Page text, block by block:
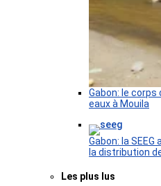
Gabon: le corps
eaux à Mouila
Gabon: la
la distribution
Les plus lus